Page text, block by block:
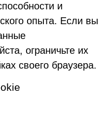
и
опыта. Если вы
ограничьте их
своего браузера.